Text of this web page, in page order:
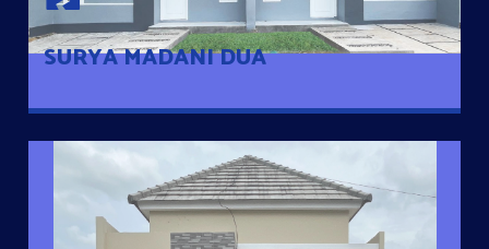
SURYA MADANI DUA